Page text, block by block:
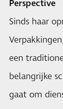
Perspective
Sinds haar
een
belangrijke
gaat om